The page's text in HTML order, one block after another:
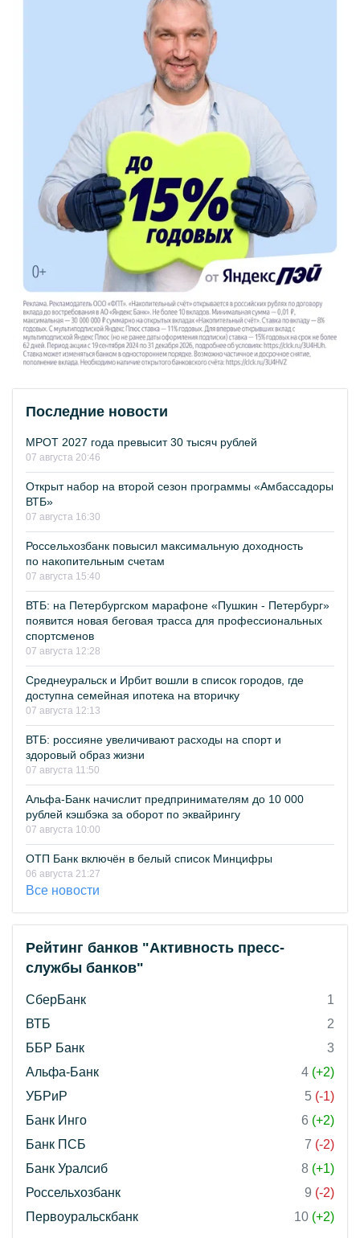
Последние новости
МРОТ 2027 года превысит 30 тысяч рублей
07 августа 20:46
Открыт набор на второй сезон программы «Амбассадоры
ВТБ»
07 августа 16:30
Россельхозбанк повысил максимальную доходность
по накопительным счетам
07 августа 15:40
ВТБ: на Петербургском марафоне «Пушкин - Петербург»
появится новая беговая трасса для профессиональных
спортсменов
07 августа 12:28
Среднеуральск и Ирбит вошли в список городов, где
доступна семейная ипотека на вторичку
07 августа 12:13
ВТБ: россияне увеличивают расходы на спорт и
здоровый образ жизни
07 августа 11:50
Альфа-Банк начислит предпринимателям до 10 000
рублей кэшбэка за оборот по эквайрингу
07 августа 10:00
ОТП Банк включён в белый список Минцифры
06 августа 21:27
Все новости
Рейтинг банков "Активность пресс-
службы банков"
СберБанк
1
ВТБ
2
ББР Банк
3
Альфа-Банк
4 (+2)
УБРиР
5 (-1)
Банк Инго
6 (+2)
Банк ПСБ
7 (-2)
Банк Уралсиб
8 (+1)
Россельхозбанк
9 (-2)
Первоуральскбанк
10 (+2)